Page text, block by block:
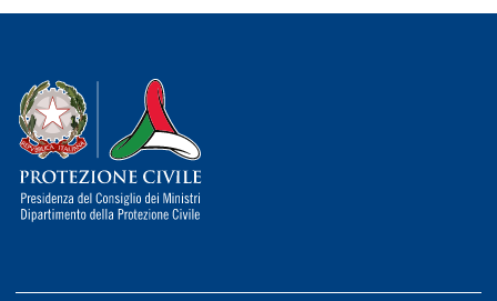
Dipartimento della Protezione Civile